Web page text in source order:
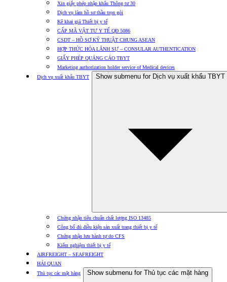
Xin giấy phép nhập khẩu Thông tư 30
Dịch vụ làm hồ sơ thầu trọn gói
Kê khai giá Thiết bị y tế
CẤP MÃ VẬT TƯ Y TẾ QĐ 5086
CSDT – HỒ SƠ KỸ THUẬT CHUNG ASEAN
HỢP THỨC HÓA LÃNH SỰ – CONSULAR AUTHENTICATION
GIẤY PHÉP QUẢNG CÁO TBYT
Marketing authorization holder service of Medical devices
Dịch vụ xuất khẩu TBYT
Show submenu for Dịch vụ xuất khẩu TBYT
Chứng nhận tiêu chuẩn chất lượng ISO 13485
Công bố đủ điều kiện sản xuất trang thiết bị y tế
Chứng nhận lưu hành tự do CFS
Kiểm nghiệm thiết bị y tế
AIRFREIGHT – SEAFREIGHT
HẢI QUAN
Thủ tục các mặt hàng
Show submenu for Thủ tục các mặt hàng